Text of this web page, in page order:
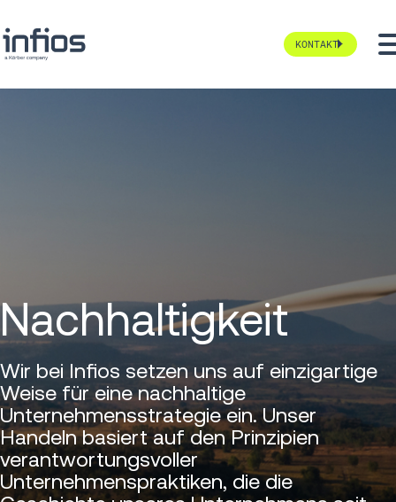
KONTAKT
Nachhaltigkeit
Wir bei Infios setzen uns auf einzigartige
Weise für eine nachhaltige
Unternehmensstrategie ein. Unser
Handeln basiert auf den Prinzipien
verantwortungsvoller
Unternehmenspraktiken, die die